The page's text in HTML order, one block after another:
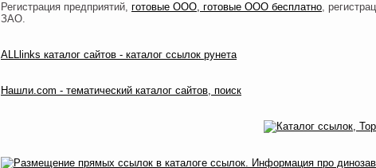
Регистрация предприятий, готовые ООО, готовые ООО бесплатно,
ЗАО.
ALLlinks каталог сайтов - каталог ссылок рунета
Нашли.com - тематический каталог сайтов, поиск